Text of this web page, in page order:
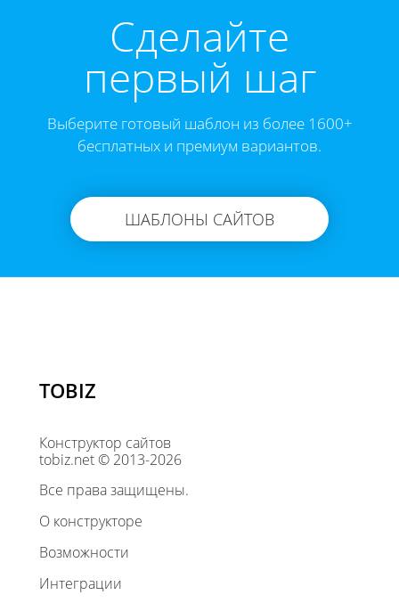
Cделайте
первый шаг
Выберите готовый шаблон из более 1600+
бесплатных и премиум вариантов.
ШАБЛОНЫ САЙТОВ
TOBIZ
Конструктор сайтов
tobiz.net © 2013-2026
Все права защищены.
О конструкторе
Возможности
Интеграции